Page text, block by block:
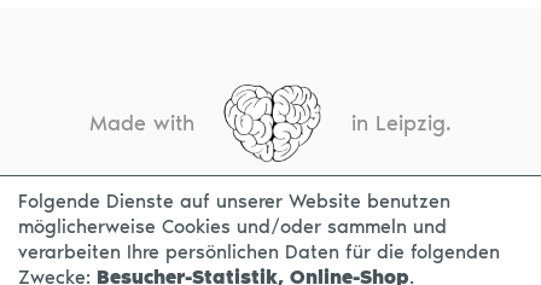
Made with in Leipzig.
KONTAKT IMPRESSUM DATENSCHUTZ
Folgende Dienste auf unserer Website benutzen
möglicherweise Cookies und/oder sammeln und
verarbeiten Ihre persönlichen Daten für die folgenden
Zwecke: Besucher-Statistik, Online-Shop.